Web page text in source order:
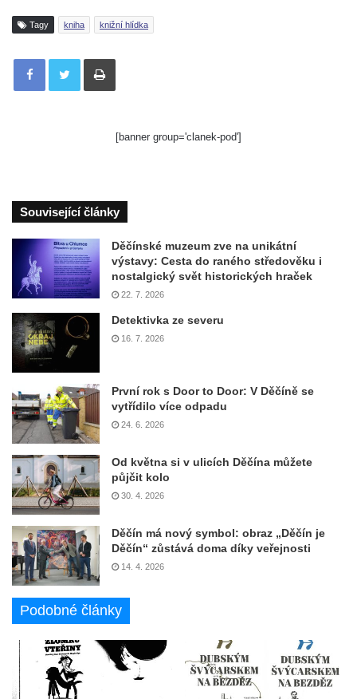
Tagy kniha knižní hlídka
Tisknout
[banner group='clanek-pod']
Související články
Děčínské muzeum zve na unikátní
výstavy: Cesta do raného středověku i
nostalgický svět historických hraček
22. 7. 2026
Detektivka ze severu
16. 7. 2026
První rok s Door to Door: V Děčíně se
vytřídilo více odpadu
24. 6. 2026
Od května si v ulicích Děčína můžete
půjčit kolo
30. 4. 2026
Děčín má nový symbol: obraz „Děčín je
Děčín“ zůstává doma díky veřejnosti
14. 4. 2026
Podobné články